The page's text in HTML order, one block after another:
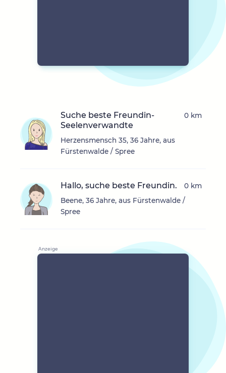
Suche beste Freundin-
Seelenverwandte
Herzensmensch 35, 36 Jahre, aus
Fürstenwalde / Spree
0 km
Hallo, suche beste Freundin.
Beene, 36 Jahre, aus Fürstenwalde /
Spree
0 km